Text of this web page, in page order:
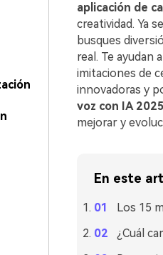
aplicación de
creatividad. Ya
busques
real. Te ayudan
imitaciones de
innovadoras y
voz con IA 2025
mejorar y
En este
Los 15
¿Cuál